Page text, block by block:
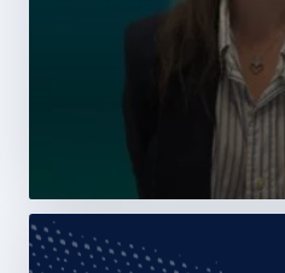
Press Release